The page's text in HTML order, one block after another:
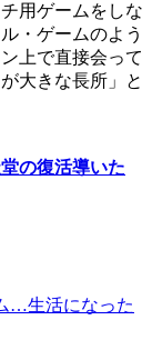
用ゲームをしな
・ゲームのよう
上で直接会って
大きな長所」と
の復活導いた
…生活になった